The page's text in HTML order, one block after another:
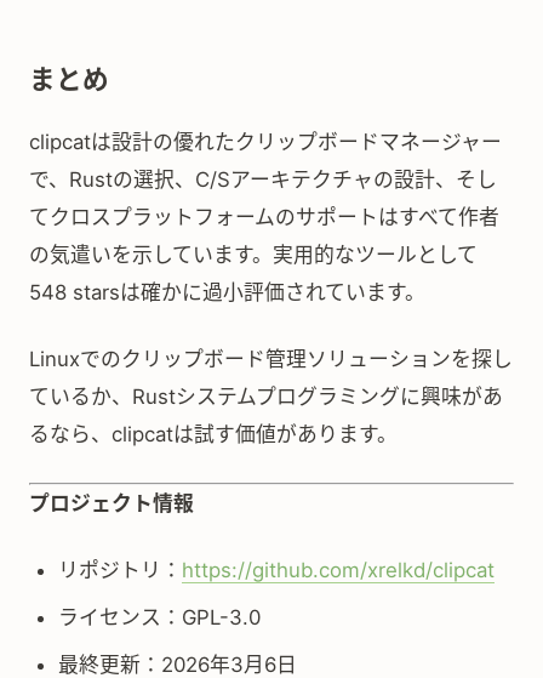
まとめ
clipcatは設計の優れたクリップボードマネージャー
で、Rustの選択、C/Sアーキテクチャの設計、そし
てクロスプラットフォームのサポートはすべて作者
の気遣いを示しています。実用的なツールとして
548 starsは確かに過小評価されています。
Linuxでのクリップボード管理ソリューションを探し
ているか、Rustシステムプログラミングに興味があ
るなら、clipcatは試す価値があります。
プロジェクト情報
リポジトリ： https://github.com/xrelkd/clipcat
ライセンス：GPL-3.0
最終更新：2026年3月6日